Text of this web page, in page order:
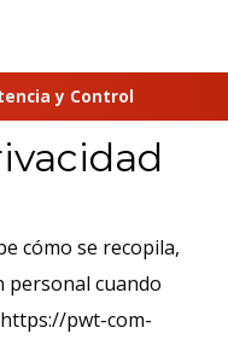
y Control
cómo se recopila,
personal cuando
pwt-com-